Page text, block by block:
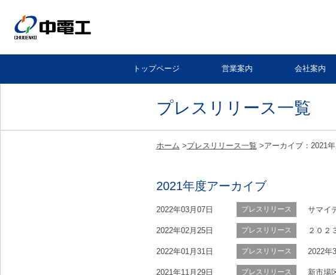
トップページ 営業案内 会社案内
プレスリリース一覧
ホーム >プレスリリース一覧 >アーカイブ：2021
2021年度アーカイブ
2022年03月07日 プレスリリース サマイ
2022年02月25日 プレスリリース ２０２
2022年01月31日 プレスリリース 2022
2021年11月29日 プレスリリース 新市場